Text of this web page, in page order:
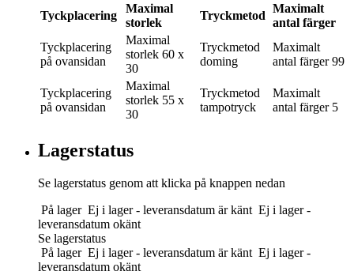
Tyckplacering
Maximal
storlek
Tryckmetod
Maximalt
antal färger
Tyckplacering
på ovansidan
Maximal
storlek 60 x
30
Tryckmetod
doming
Maximalt
antal färger 99
Tyckplacering
på ovansidan
Maximal
storlek 55 x
30
Tryckmetod
tampotryck
Maximalt
antal färger 5
Lagerstatus
Se lagerstatus genom att klicka på knappen nedan
På lager Ej i lager - leveransdatum är känt Ej i lager -
leveransdatum okänt
Se lagerstatus
På lager Ej i lager - leveransdatum är känt Ej i lager -
leveransdatum okänt